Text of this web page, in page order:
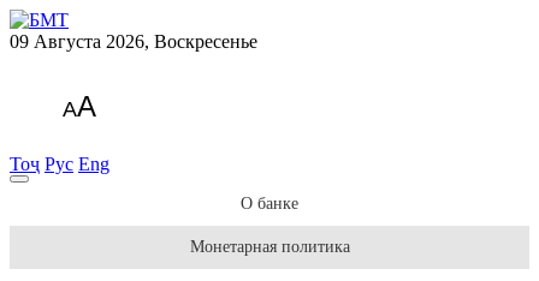
09 Августа 2026, Воскресенье
AA
Тоҷ Рус Eng
О банке
Монетарная политика